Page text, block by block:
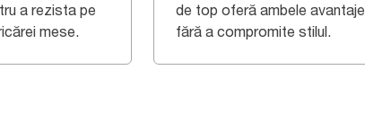
a rezista pe
mese.
de top oferă ambele avantaje
fără a compromite stilul.